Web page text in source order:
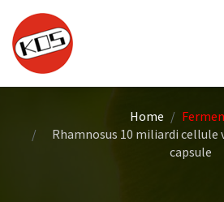
Home
Rhamnosus 10 miliardi cellule
capsule